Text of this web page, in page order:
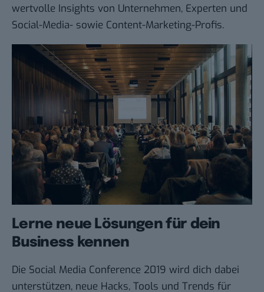
wertvolle Insights von Unternehmen, Experten und
Social-Media- sowie Content-Marketing-Profis.
Lerne neue Lösungen für dein
Business kennen
Die Social Media Conference 2019 wird dich dabei
unterstützen, neue Hacks, Tools und Trends für